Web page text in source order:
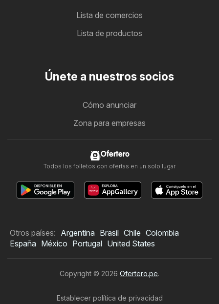
Lista de comercios
Lista de productos
Únete a nuestros socios
Cómo anunciar
Zona para empresas
Ofertero
Todos los folletos con ofertas en un solo lugar
Otros países: Argentina Brasil Chile Colombia
España México Portugal United States
Copyright © 2026 Ofertero.pe.
Establecer política de privacidad